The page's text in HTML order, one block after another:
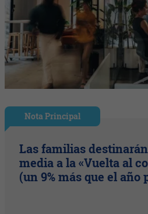
Nota Principal
Las familias destinarán
media a la «Vuelta al
(un 9% más que el año